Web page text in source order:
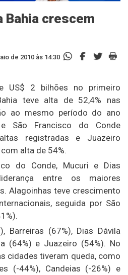
Bahia crescem
de 2010 às 14:30
US$ 2 bilhões no primeiro
teve alta de 52,4% nas
ao mesmo período do ano
e São Francisco do Conde
registradas e Juazeiro
alta de 54%.
do Conde, Mucuri e Dias
entre os maiores
Alagoinhas teve crescimento
seguida por São
Barreiras (67%), Dias Dávila
(64%) e Juazeiro (54%). No
cidades tiveram queda, como
(-44%), Candeias (-26%) e